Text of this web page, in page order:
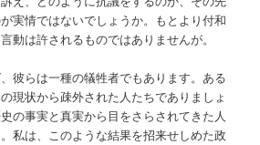
実情ではないでしょうか。もとより付和
動は許されるものではありませんが。
彼らは一種の犠牲者でもあります。ある
現状から疎外された人たちでありましょ
の事実と真実から目をさらされてきた人
私は、このような結果を招来せしめた政